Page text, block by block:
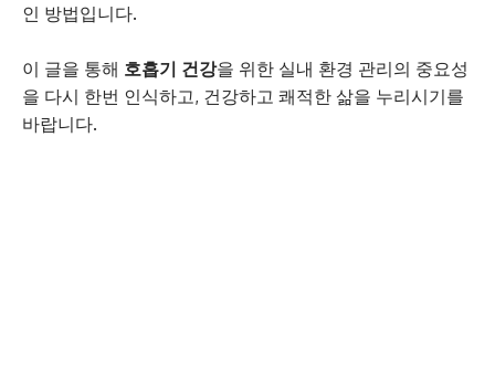
인 방법입니다.
이 글을 통해 호흡기 건강을 위한 실내 환경 관리의 중요성
을 다시 한번 인식하고, 건강하고 쾌적한 삶을 누리시기를
바랍니다.